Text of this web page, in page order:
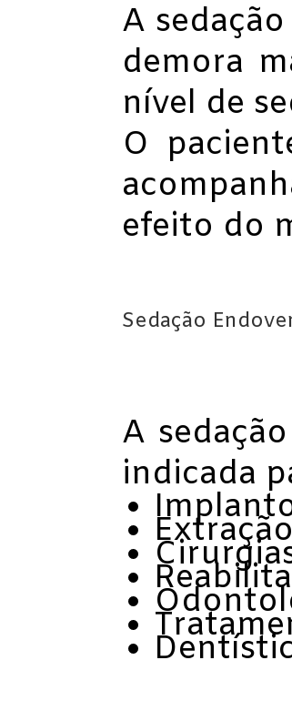
A
demora
nível de
O
efeito do
Sedação
A
indicada